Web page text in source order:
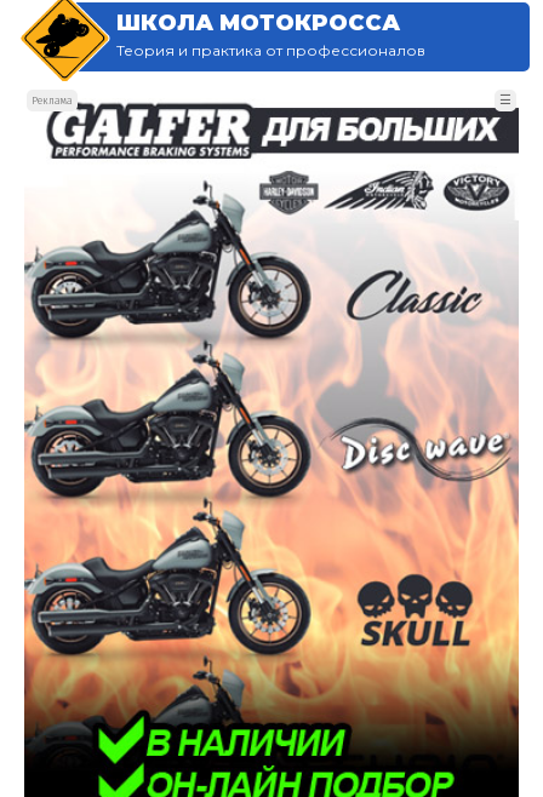
ШКОЛА МОТОКРОССА
Теория и практика от профессионалов
Реклама ☰